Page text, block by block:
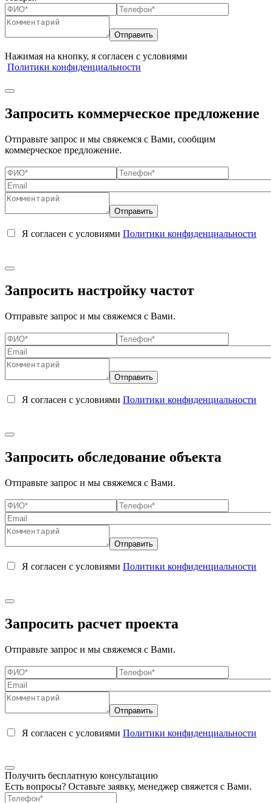
Нажимая на кнопку, я согласен с условиями
Политики конфиденциальности
Запросить коммерческое предложение
Отправьте запрос и мы свяжемся с Вами, сообщим
коммерческое предложение.
Я согласен с условиями Политики конфиденциальности
Запросить настройку частот
Отправьте запрос и мы свяжемся с Вами.
Я согласен с условиями Политики конфиденциальности
Запросить обследование объекта
Отправьте запрос и мы свяжемся с Вами.
Я согласен с условиями Политики конфиденциальности
Запросить расчет проекта
Отправьте запрос и мы свяжемся с Вами.
Я согласен с условиями Политики конфиденциальности
Получить бесплатную консультацию
Есть вопросы? Оставьте заявку, менеджер свяжется с Вами.